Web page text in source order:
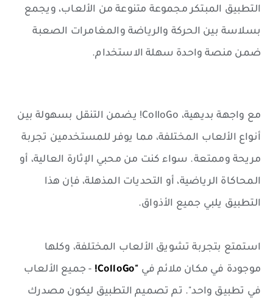
التطبيق المبتكر مجموعة متنوعة من الألعاب، ويجمع
بسلاسة بين الحركة والرياضة والمغامرات الصعبة
ضمن منصة واحدة سهلة الاستخدام.
مع واجهة بديهية، ColloGo! يضمن التنقل بسهولة بين
أنواع الألعاب المختلفة، مما يوفر للمستخدمين تجربة
مريحة وممتعة. سواء كنت من محبي الإثارة العالية، أو
المحاكاة الرياضية، أو التحديات المذهلة، فإن هذا
التطبيق يلبي جميع الأذواق.
استمتع بتجربة تشويق الألعاب المختلفة، وكلها
موجودة في مكان ملائم في "ColloGo!
- جميع الألعاب
في تطبيق واحد". تم تصميم التطبيق ليكون مصدرك